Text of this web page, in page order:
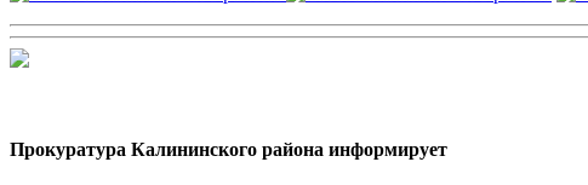
Прокуратура Калининского района информирует